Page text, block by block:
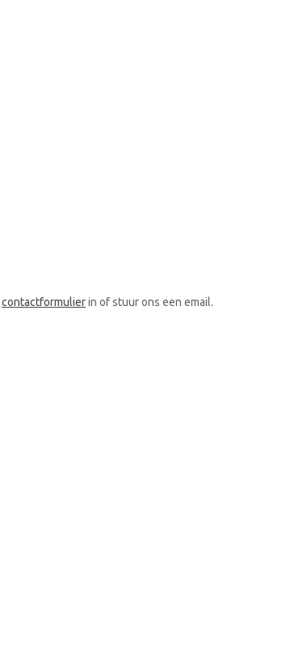
contactformulierin of stuur ons een email.